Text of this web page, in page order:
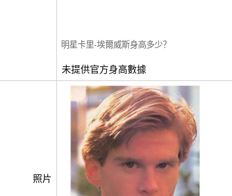
明星卡里-埃爾威斯身高多少？
未提供官方身高數據
照片